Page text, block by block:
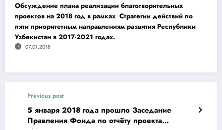
Обсуждение плана реализации благотворительных
проектов на 2018 год в рамках Стратегии действий по
пяти приоритетным направлениям развития Республики
Узбекистан в 2017-2021 годах.
07.01.2018
Previous post
5 января 2018 года прошло Заседание
Правления Фонда по отчёту проекта